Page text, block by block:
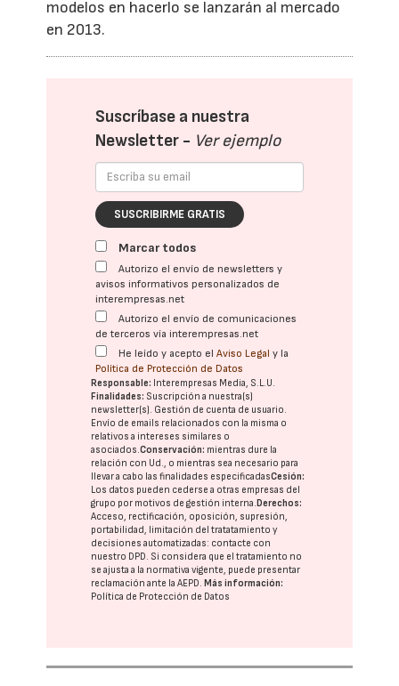
modelos en hacerlo se lanzarán al mercado
en 2013.
Suscríbase a nuestra
Newsletter - Ver ejemplo
SUSCRIBIRME GRATIS
Marcar todos
Autorizo el envío de newsletters y
avisos informativos personalizados de
interempresas.net
Autorizo el envío de comunicaciones
de terceros vía interempresas.net
He leído y acepto elAviso Legal y la
Política de Protección de Datos
Responsable: Interempresas Media, S.L.U.
Finalidades: Suscripción a nuestra(s)
newsletter(s). Gestión de cuenta de usuario.
Envío de emails relacionados con la misma o
relativos a intereses similares o
asociados.Conservación: mientras dure la
relación con Ud., o mientras sea necesario para
llevar a cabo las finalidades especificadasCesión:
Los datos pueden cederse a otras empresas del
grupo por motivos de gestión interna.Derechos:
Acceso, rectificación, oposición, supresión,
portabilidad, limitación del tratatamiento y
decisiones automatizadas: contacte con
nuestro DPD. Si considera que el tratamiento no
se ajusta a la normativa vigente, puede presentar
reclamación ante laAEPD.Más información:
Política de Protección de Datos